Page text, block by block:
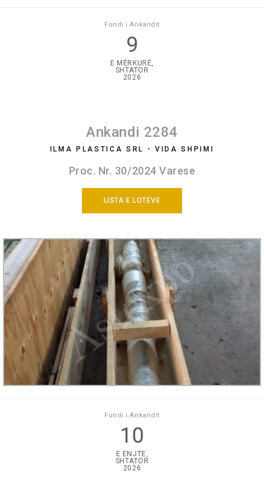
Fundi i Ankandit
9
E MËRKURË,
SHTATOR
2026
Ankandi 2284
ILMA PLASTICA SRL - VIDA SHPIMI
Proc. Nr. 30/2024 Varese
LISTA E LOTEVE
Fundi i Ankandit
10
E ENJTE,
SHTATOR
2026